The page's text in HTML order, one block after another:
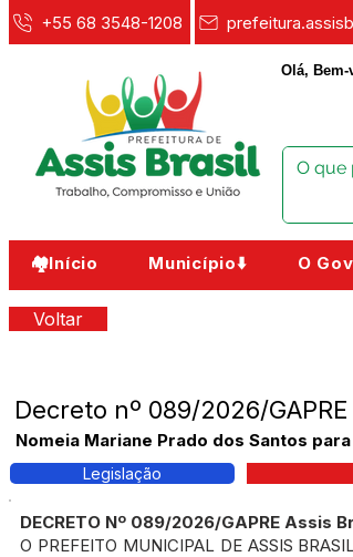
+55 68 3548-1208
Olá,
🏘️Início Município⬇️ O
Voltar
Decreto nº 089/2026/
Nomeia Mariane Prado dos Santos
Legislação
DECRETO Nº 089/2026/GAPRE Assis
O PREFEITO MUNICIPAL DE ASSIS